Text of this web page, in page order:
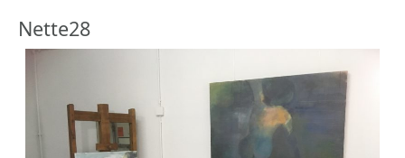
Nette28